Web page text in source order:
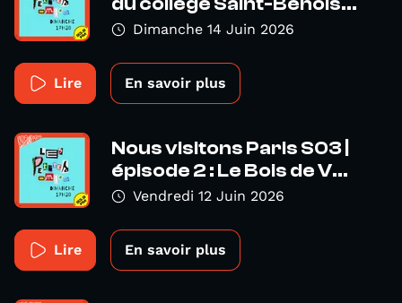
Dimanche 14 Juin 2026
Lire En savoir plus
Nous visitons Paris S03 |
épisode 2 : Le Bois de V...
Vendredi 12 Juin 2026
Lire En savoir plus